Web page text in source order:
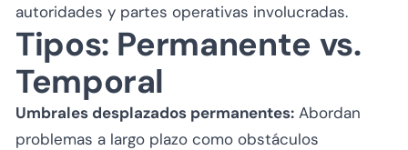
autoridades y partes operativas involucradas.
Tipos: Permanente vs.
Temporal
Umbrales desplazados permanentes: Abordan
problemas a largo plazo como obstáculos